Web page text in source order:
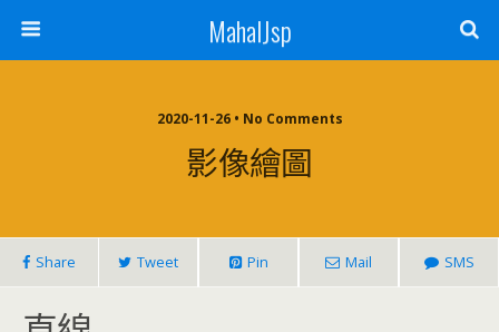
MahalJsp
2020-11-26 • No Comments
影像繪圖
Share Tweet Pin Mail SMS